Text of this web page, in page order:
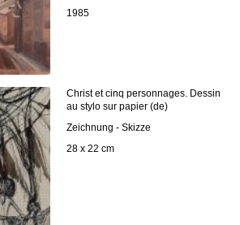
1985
Christ et cinq personnages. Dessin
au stylo sur papier (de)
Zeichnung - Skizze
28 x 22 cm